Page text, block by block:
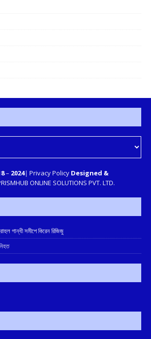
– 2024| Privacy Policy Designed &
ONLINE SOLUTIONS PVT. LTD.
গান্ধী সমীপে কিরেন রিজিজু